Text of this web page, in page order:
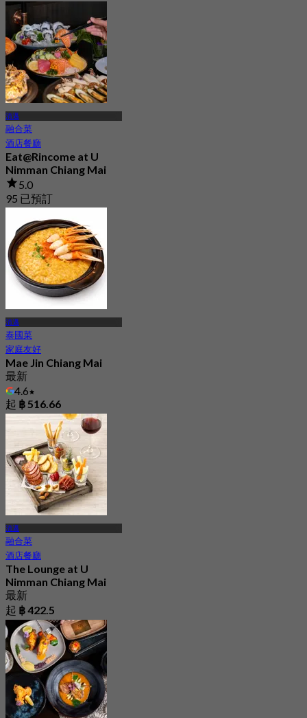
起฿ 233
清邁
融合菜
酒店餐廳
Eat@Rincome at U
Nimman Chiang Mai
5.0
95 已預訂
清邁
泰國菜
家庭友好
Mae Jin Chiang Mai
最新
4.6
起 ฿ 516.66
清邁
融合菜
酒店餐廳
The Lounge at U
Nimman Chiang Mai
最新
起 ฿ 422.5